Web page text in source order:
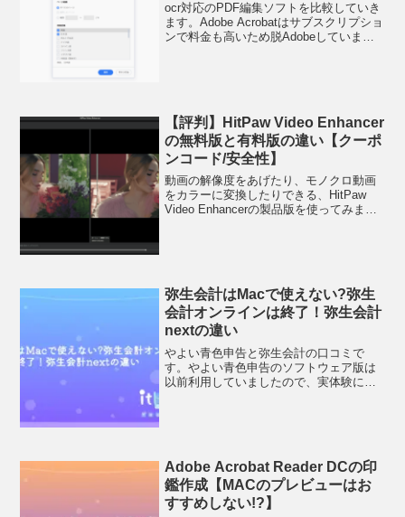
ocr対応のPDF編集ソフトを比較していき
ます。Adobe Acrobatはサブスクリプショ
ンで料金も高いため脱Adobeしていま
【評判】HitPaw Video Enhancer
の無料版と有料版の違い【クーポ
ンコード/安全性】
動画の解像度をあげたり、モノクロ動画
をカラーに変換したりできる、HitPaw
Video Enhancerの製品版を使ってみまし
弥生会計はMacで使えない?弥生
会計オンラインは終了！弥生会計
nextの違い
やよい青色申告と弥生会計の口コミで
す。やよい青色申告のソフトウェア版は
以前利用していましたので、実体験に基
Adobe Acrobat Reader DCの印
鑑作成【MACのプレビューはお
すすめしない!?】